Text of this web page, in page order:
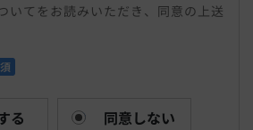
関する情報であって、当該情報に含
、住所、電話番号、メールアドレ
、声紋にかかるデータ、及び健康保
別情報）を指します。
いてをお読みいただき、同意の上送
る 同意しない